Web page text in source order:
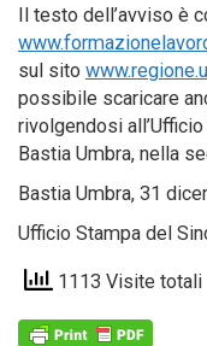
Il testo dell’avviso è
sul sito
possibile scaricare
rivolgendosi
Bastia Umbra, nella
Bastia Umbra, 31
Ufficio Stampa del
1113 Visite totali